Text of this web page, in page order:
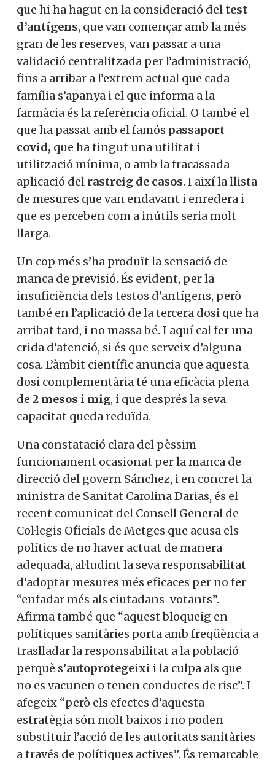
que hi ha hagut en la consideració del test
d’antígens, que van començar amb la més
gran de les reserves, van passar a una
validació centralitzada per l’administració,
fins a arribar a l’extrem actual que cada
família s’apanya i el que informa a la
farmàcia és la referència oficial. O també el
que ha passat amb el famós passaport
covid, que ha tingut una utilitat i
utilització mínima, o amb la fracassada
aplicació del rastreig de casos. I així la llista
de mesures que van endavant i enredera i
que es perceben com a inútils seria molt
llarga.
Un cop més s’ha produït la sensació de
manca de previsió. És evident, per la
insuficiència dels testos d’antígens, però
també en l’aplicació de la tercera dosi que ha
arribat tard, i no massa bé. I aquí cal fer una
crida d’atenció, si és que serveix d’alguna
cosa. L’àmbit científic anuncia que aquesta
dosi complementària té una eficàcia plena
de 2 mesos i mig, i que després la seva
capacitat queda reduïda.
Una constatació clara del pèssim
funcionament ocasionat per la manca de
direcció del govern Sánchez, i en concret la
ministra de Sanitat Carolina Darias, és el
recent comunicat del Consell General de
Col·legis Oficials de Metges que acusa els
polítics de no haver actuat de manera
adequada, al·ludint la seva responsabilitat
d’adoptar mesures més eficaces per no fer
“enfadar més als ciutadans-votants”.
Afirma també que “aquest bloqueig en
polítiques sanitàries porta amb freqüència a
traslladar la responsabilitat a la població
perquè s’autoprotegeixi i la culpa als que
no es vacunen o tenen conductes de risc”. I
afegeix “però els efectes d’aquesta
estratègia són molt baixos i no poden
substituir l’acció de les autoritats sanitàries
a través de polítiques actives”. És remarcable